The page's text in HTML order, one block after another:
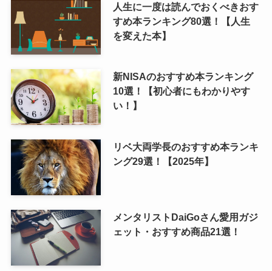
人生に一度は読んでおくべきおす
すめ本ランキング80選！【人生
を変えた本】
新NISAのおすすめ本ランキング
10選！【初心者にもわかりやす
い！】
リベ大両学長のおすすめ本ランキ
ング29選！【2025年】
メンタリストDaiGoさん愛用ガジ
ェット・おすすめ商品21選！